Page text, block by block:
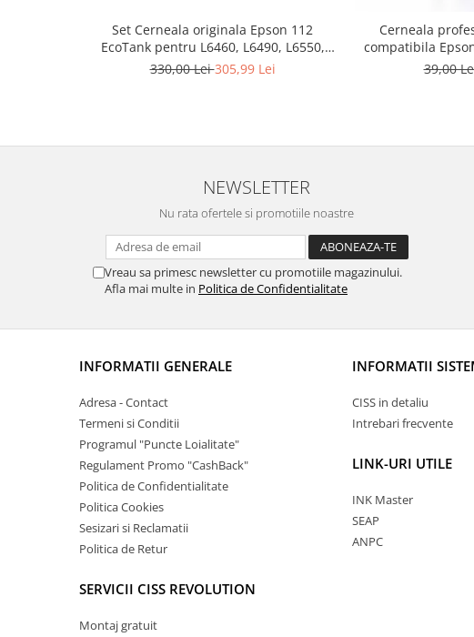
Set Cerneala originala Epson 112
EcoTank pentru L6460, L6490, L6550,
L6570, L6580, L11160, L15150, L15160,
330,00 Lei305,99 Lei
Cerneala
compatibila
39,00
NEWSLETTER
Nu rata ofertele si promotiile noastre
Vreau sa primesc newsletter cu promotiile magazinului.
Afla mai multe in Politica de Confidentialitate
INFORMATII GENERALE
Adresa - Contact
Termeni si Conditii
Programul "Puncte Loialitate"
Regulament Promo "CashBack"
Politica de Confidentialitate
Politica Cookies
Sesizari si Reclamatii
Politica de Retur
SERVICII CISS REVOLUTION
Montaj gratuit
INFORMATII
CISS in detaliu
Intrebari frecvente
LINK-URI UTILE
INK Master
SEAP
ANPC